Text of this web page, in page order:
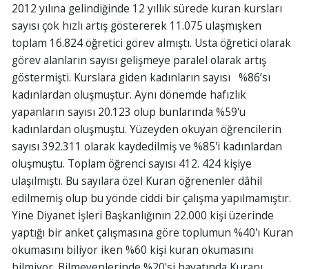
2012 yılına gelindiğinde 12 yıllık sürede kuran kursları
sayısı çok hızlı artış göstererek 11.075 ulaşmışken
toplam 16.824 öğretici görev almıştı. Usta öğretici olarak
görev alanların sayısı gelişmeye paralel olarak artış
göstermişti. Kurslara giden kadınların sayısı %86’sı
kadınlardan oluşmuştur. Aynı dönemde hafızlık
yapanların sayısı 20.123 olup bunlarında %59'u
kadınlardan oluşmuştu. Yüzeyden okuyan öğrencilerin
sayısı 392.311 olarak kaydedilmiş ve %85'i kadınlardan
oluşmuştu. Toplam öğrenci sayısı 412. 424 kişiye
ulaşılmıştı. Bu sayılara özel Kuran öğrenenler dâhil
edilmemiş olup bu yönde ciddi bir çalışma yapılmamıştır.
Yine Diyanet İşleri Başkanlığının 22.000 kişi üzerinde
yaptığı bir anket çalışmasına göre toplumun %40'ı Kuran
okumasını biliyor iken %60 kişi kuran okumasını